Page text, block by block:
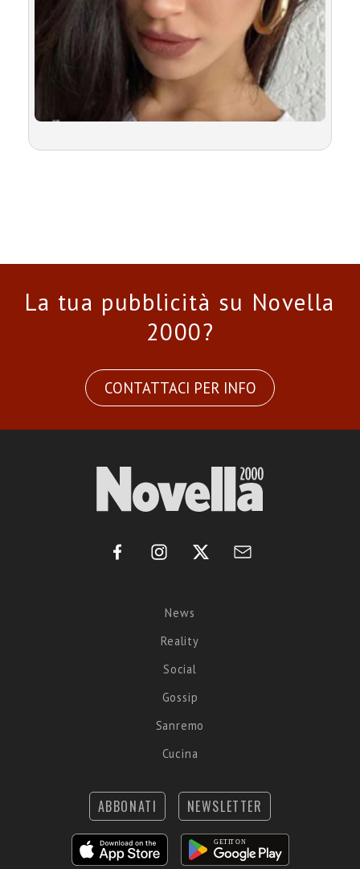
La tua pubblicità su Novella
2000?
CONTATTACI PER INFO
News
Reality
Social
Gossip
Sanremo
Cucina
ABBONATI NEWSLETTER